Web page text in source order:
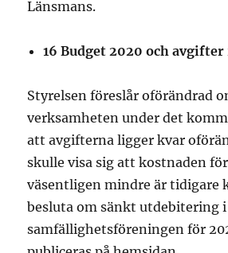
Länsmans.
16 Budget 2020 och avgifter
Styrelsen föreslår oförändrad
verksamheten under det
att avgifterna ligger kvar
skulle visa sig att kostnaden
väsentligen mindre är tidigare
besluta om sänkt utdebitering i
samfällighetsföreningen för